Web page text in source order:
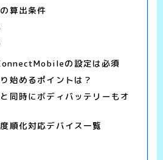
算出条件
の設定は必須
始めるポイントは？
同時にボディバッテリーもオ
順化対応デバイス一覧